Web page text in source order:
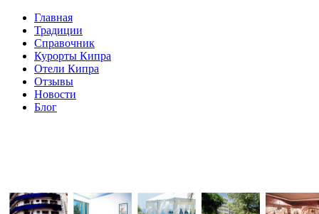
Главная
Традиции
Справочник
Курорты Кипра
Отели Кипра
Отзывы
Новости
Блог